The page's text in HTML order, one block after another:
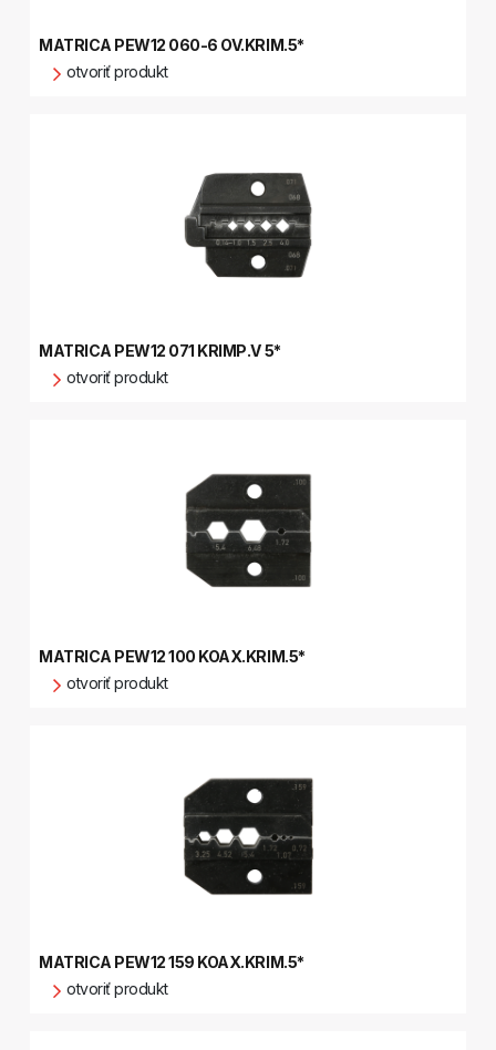
MATRICA PEW12 060-6 OV.KRIM.5*
otvoriť produkt
MATRICA PEW12 071 KRIMP.V 5*
otvoriť produkt
MATRICA PEW12 100 KOAX.KRIM.5*
otvoriť produkt
MATRICA PEW12 159 KOAX.KRIM.5*
otvoriť produkt